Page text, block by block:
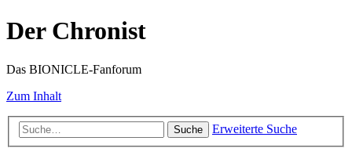
Der Chronist
Das BIONICLE-Fanforum
Zum Inhalt
Suche Erweiterte Suche